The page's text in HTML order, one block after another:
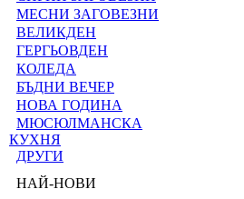
МЕСНИ ЗАГОВЕЗНИ
ВЕЛИКДЕН
ГЕРГЬОВДЕН
КОЛЕДА
БЪДНИ ВЕЧЕР
НОВА ГОДИНА
МЮСЮЛМАНСКА
КУХНЯ
ДРУГИ
НАЙ-НОВИ